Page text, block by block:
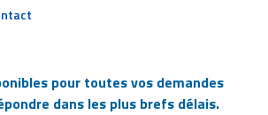
pour toutes vos demandes
dans les plus brefs délais.